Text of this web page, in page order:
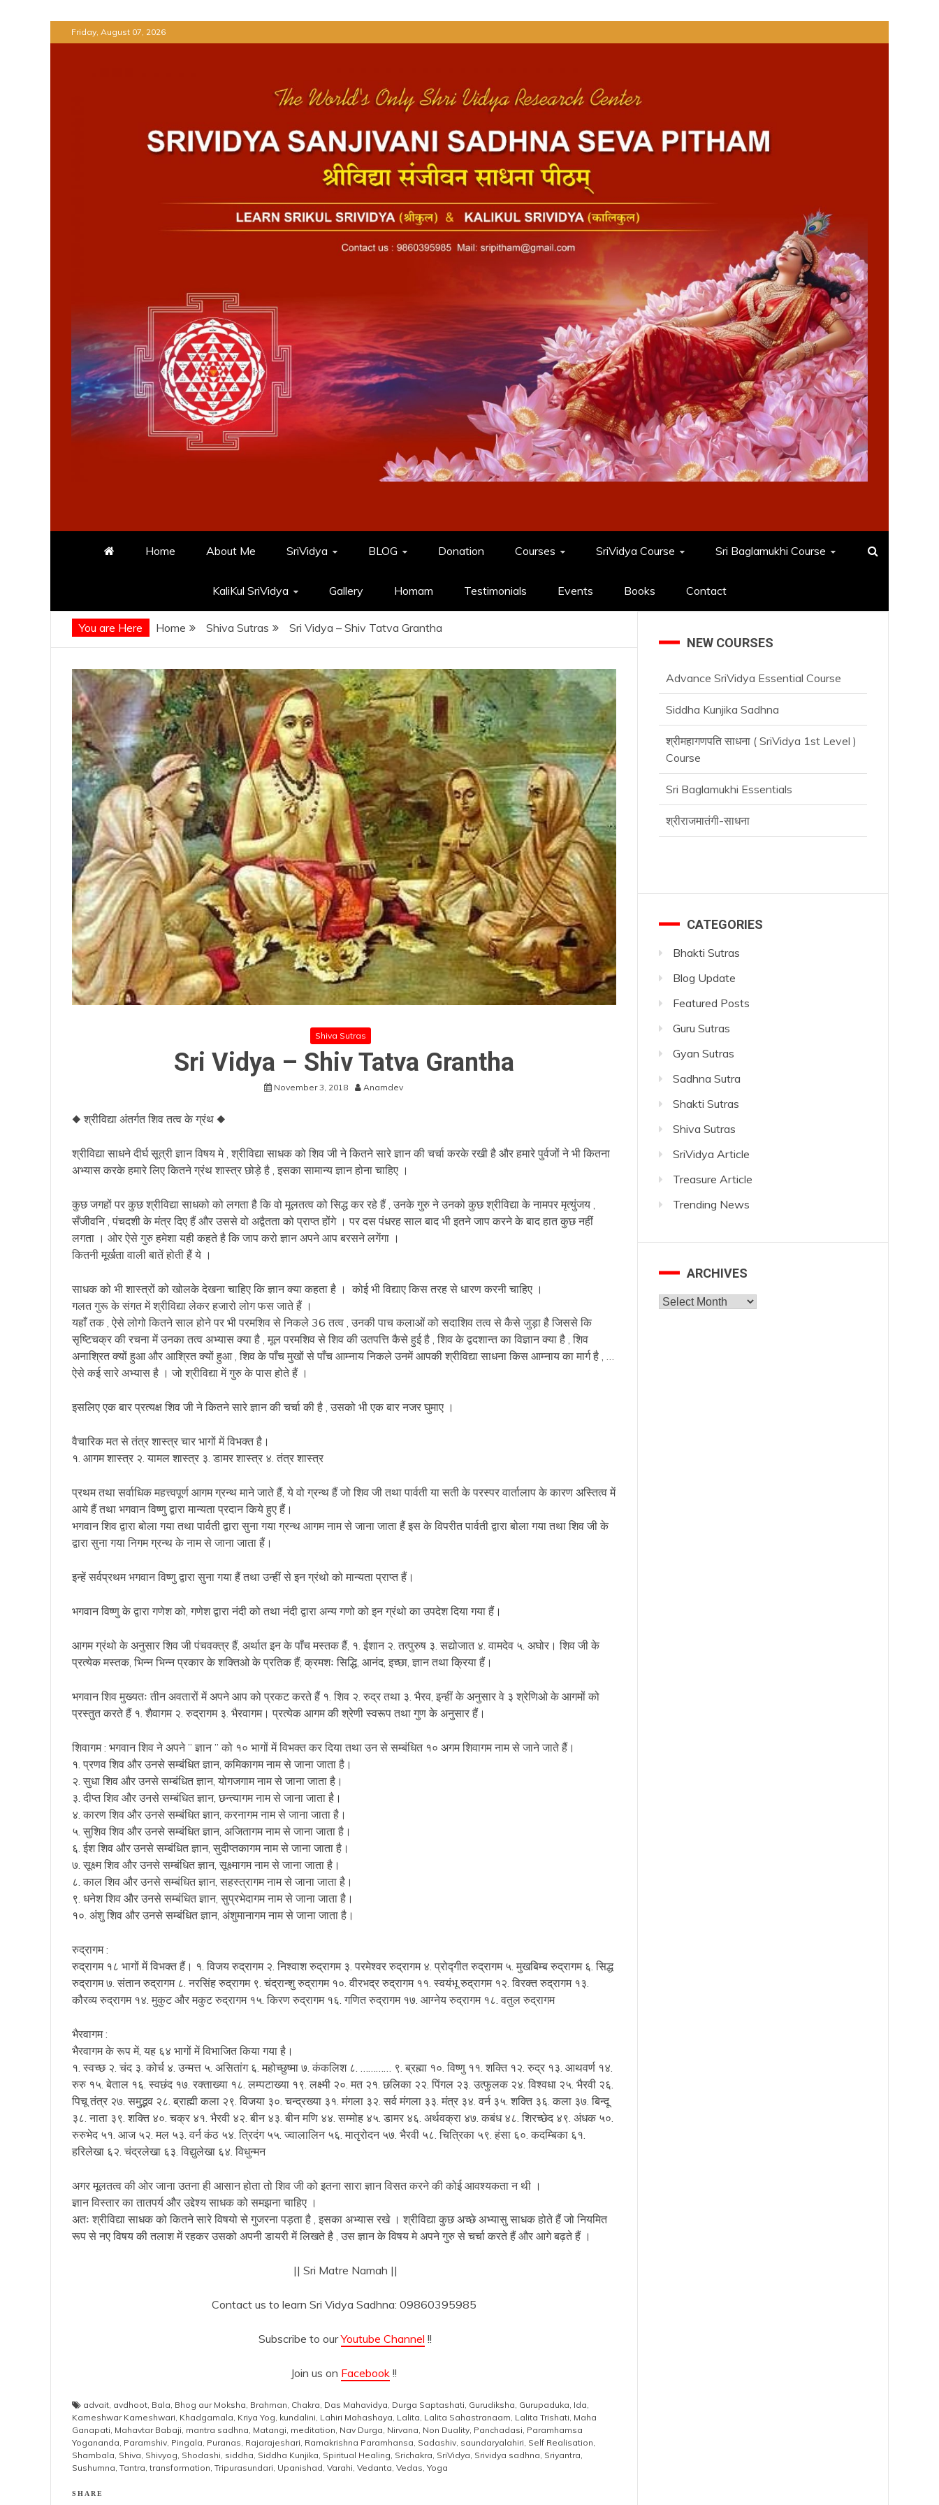
to
Friday, August 07, 2026
Home About Me SriVidya BLOG Donation Courses SriVidya Course Sri Baglamukhi Course
KaliKul SriVidya Gallery Homam Testimonials Events Books Contact
You are Here Home Shiva Sutras Sri Vidya – Shiv Tatva Grantha
Shiva Sutras
Sri Vidya – Shiv Tatva Grantha
November 3, 2018 Anamdev
◆ श्रीविद्या अंतर्गत शिव तत्व के ग्रंथ ◆
श्रीविद्या साधने दीर्घ सूत्री ज्ञान विषय मे , श्रीविद्या साधक को शिव जी ने कितने सारे ज्ञान की चर्चा करके रखी है और हमारे पुर्वजों ने भी कितना
अभ्यास करके हमारे लिए कितने ग्रंथ शास्त्र छोड़े है , इसका सामान्य ज्ञान होना चाहिए ।
कुछ जगहों पर कुछ श्रीविद्या साधको को लगता है कि वो मूलतत्व को सिद्ध कर रहे हैं , उनके गुरु ने उनको कुछ श्रीविद्या के नामपर मृत्युंजय ,
सँजीवनि , पंचदशी के मंत्र दिए हैं और उससे वो अद्वैतता को प्राप्त होंगे । पर दस पंधरह साल बाद भी इतने जाप करने के बाद हात कुछ नहीं
लगता । ओर ऐसे गुरु हमेशा यही कहते है कि जाप करो ज्ञान अपने आप बरसने लगेंगा ।
कितनी मूर्खता वाली बातें होती हैं ये ।
साधक को भी शास्त्रों को खोलके देखना चाहिए कि ज्ञान क्या कहता है । कोई भी विद्याए किस तरह से धारण करनी चाहिए ।
गलत गुरू के संगत में श्रीविद्या लेकर हजारो लोग फस जाते हैं ।
यहाँ तक , ऐसे लोगो कितने साल होने पर भी परमशिव से निकले 36 तत्व , उनकी पाच कलाओं को सदाशिव तत्व से कैसे जुड़ा है जिससे कि
सृष्टिचक्र की रचना में उनका तत्व अभ्यास क्या है , मूल परमशिव से शिव की उतपत्ति कैसे हुई है , शिव के द्वदशान्त का विज्ञान क्या है , शिव
अनाश्रित क्यों हुआ और आश्रित क्यों हुआ , शिव के पाँच मुखों से पाँच आम्नाय निकले उनमें आपकी श्रीविद्या साधना किस आम्नाय का मार्ग है , …
ऐसे कई सारे अभ्यास है । जो श्रीविद्या में गुरु के पास होते हैं ।
इसलिए एक बार प्रत्यक्ष शिव जी ने कितने सारे ज्ञान की चर्चा की है , उसको भी एक बार नजर घुमाए ।
वैचारिक मत से तंत्र शास्त्र चार भागों में विभक्त है।
१. आगम शास्त्र २. यामल शास्त्र ३. डामर शास्त्र ४. तंत्र शास्त्र
प्रथम तथा सर्वाधिक महत्त्वपूर्ण आगम ग्रन्थ माने जाते हैं, ये वो ग्रन्थ हैं जो शिव जी तथा पार्वती या सती के परस्पर वार्तालाप के कारण अस्तित्व में
आये हैं तथा भगवान विष्णु द्वारा मान्यता प्रदान किये हुए हैं।
भगवान शिव द्वारा बोला गया तथा पार्वती द्वारा सुना गया ग्रन्थ आगम नाम से जाना जाता हैं इस के विपरीत पार्वती द्वारा बोला गया तथा शिव जी के
द्वारा सुना गया निगम ग्रन्थ के नाम से जाना जाता हैं।
इन्हें सर्वप्रथम भगवान विष्णु द्वारा सुना गया हैं तथा उन्हीं से इन ग्रंथो को मान्यता प्राप्त हैं।
भगवान विष्णु के द्वारा गणेश को, गणेश द्वारा नंदी को तथा नंदी द्वारा अन्य गणो को इन ग्रंथो का उपदेश दिया गया हैं।
आगम ग्रंथो के अनुसार शिव जी पंचवक्त्र हैं, अर्थात इन के पाँच मस्तक हैं, १. ईशान २. तत्पुरुष ३. सद्योजात ४. वामदेव ५. अघोर। शिव जी के
प्रत्येक मस्तक, भिन्न भिन्न प्रकार के शक्तिओ के प्रतिक हैं; क्रमशः सिद्धि, आनंद, इच्छा, ज्ञान तथा क्रिया हैं।
भगवान शिव मुख्यतः तीन अवतारों में अपने आप को प्रकट करते हैं १. शिव २. रुद्र तथा ३. भैरव, इन्हीं के अनुसार वे ३ श्रेणिओ के आगमों को
प्रस्तुत करते हैं १. शैवागम २. रुद्रागम ३. भैरवागम। प्रत्येक आगम की श्रेणी स्वरूप तथा गुण के अनुसार हैं।
शिवागम : भगवान शिव ने अपने ” ज्ञान ” को १० भागों में विभक्त कर दिया तथा उन से सम्बंधित १० अगम शिवागम नाम से जाने जाते हैं।
१. प्रणव शिव और उनसे सम्बंधित ज्ञान, कमिकागम नाम से जाना जाता है।
२. सुधा शिव और उनसे सम्बंधित ज्ञान, योगजगाम नाम से जाना जाता है।
३. दीप्त शिव और उनसे सम्बंधित ज्ञान, छन्त्यागम नाम से जाना जाता है।
४. कारण शिव और उनसे सम्बंधित ज्ञान, करनागम नाम से जाना जाता है।
५. सुशिव शिव और उनसे सम्बंधित ज्ञान, अजितागम नाम से जाना जाता है।
६. ईश शिव और उनसे सम्बंधित ज्ञान, सुदीप्तकागम नाम से जाना जाता है।
७. सूक्ष्म शिव और उनसे सम्बंधित ज्ञान, सूक्ष्मागम नाम से जाना जाता है।
८. काल शिव और उनसे सम्बंधित ज्ञान, सहस्त्रागम नाम से जाना जाता है।
९. धनेश शिव और उनसे सम्बंधित ज्ञान, सुप्रभेदागम नाम से जाना जाता है।
१०. अंशु शिव और उनसे सम्बंधित ज्ञान, अंशुमानागम नाम से जाना जाता है।
रुद्रागम :
रुद्रागम १८ भागों में विभक्त हैं। १. विजय रुद्रागम २. निश्वाश रुद्रागम ३. परमेश्वर रुद्रागम ४. प्रोद्गीत रुद्रागम ५. मुखबिम्ब रुद्रागम ६. सिद्ध
रुद्रागम ७. संतान रुद्रागम ८. नरसिंह रुद्रागम ९. चंद्रान्शु रुद्रागम १०. वीरभद्र रुद्रागम ११. स्वयंभू रुद्रागम १२. विरक्त रुद्रागम १३.
कौरव्य रुद्रागम १४. मुकुट और मकुट रुद्रागम १५. किरण रुद्रागम १६. गणित रुद्रागम १७. आग्नेय रुद्रागम १८. वतुल रुद्रागम
भैरवागम :
भैरवागम के रूप में, यह ६४ भागों में विभाजित किया गया है।
१. स्वच्छ २. चंद ३. कोर्च ४. उन्मत्त ५. असितांग ६. महोच्छुष्मा ७. कंकलिश ८. ………… ९. ब्रह्मा १०. विष्णु ११. शक्ति १२. रुद्र १३. आथवर्ण १४.
रुरु १५. बेताल १६. स्वछंद १७. रक्ताख्या १८. लम्पटाख्या १९. लक्ष्मी २०. मत २१. छलिका २२. पिंगल २३. उत्फुलक २४. विश्वधा २५. भैरवी २६.
पिचू तंत्र २७. समुद्भव २८. ब्राह्मी कला २९. विजया ३०. चन्द्रख्या ३१. मंगला ३२. सर्व मंगला ३३. मंत्र ३४. वर्न ३५. शक्ति ३६. कला ३७. बिन्दू
३८. नाता ३९. शक्ति ४०. चक्र ४१. भैरवी ४२. बीन ४३. बीन मणि ४४. सम्मोह ४५. डामर ४६. अर्थवक्रा ४७. कबंध ४८. शिरच्छेद ४९. अंधक ५०.
रुरुभेद ५१. आज ५२. मल ५३. वर्न कंठ ५४. त्रिदंग ५५. ज्वालालिन ५६. मातृरोदन ५७. भैरवी ५८. चित्रिका ५९. हंसा ६०. कदम्बिका ६१.
हरिलेखा ६२. चंद्रलेखा ६३. विद्युलेखा ६४. विधुन्मन
अगर मूलतत्व की ओर जाना उतना ही आसान होता तो शिव जी को इतना सारा ज्ञान विसत करने की कोई आवश्यकता न थी ।
ज्ञान विस्तार का तातपर्य और उद्देश्य साधक को समझना चाहिए ।
अतः श्रीविद्या साधक को कितने सारे विषयो से गुजरना पड़ता है , इसका अभ्यास रखे । श्रीविद्या कुछ अच्छे अभ्यासु साधक होते हैं जो नियमित
रूप से नए विषय की तलाश में रहकर उसको अपनी डायरी में लिखते है , उस ज्ञान के विषय मे अपने गुरु से चर्चा करते हैं और आगे बढ़ते हैं ।
|| Sri Matre Namah ||
Contact us to learn Sri Vidya Sadhna: 09860395985
Subscribe to ourYoutube Channel !!
Join us on Facebook !!
advait, avdhoot, Bala, Bhog aur Moksha, Brahman, Chakra, Das Mahavidya, Durga Saptashati, Gurudiksha, Gurupaduka, Ida,
Kameshwar Kameshwari, Khadgamala, Kriya Yog, kundalini, Lahiri Mahashaya, Lalita, Lalita Sahastranaam, Lalita Trishati, Maha
Ganapati, Mahavtar Babaji, mantra sadhna, Matangi, meditation, Nav Durga, Nirvana, Non Duality, Panchadasi, Paramhamsa
Yogananda, Paramshiv, Pingala, Puranas, Rajarajeshari, Ramakrishna Paramhansa, Sadashiv, saundaryalahiri, Self Realisation,
Shambala, Shiva, Shivyog, Shodashi, siddha, Siddha Kunjika, Spiritual Healing, Srichakra, SriVidya, Srividya sadhna, Sriyantra,
Sushumna, Tantra,transformation, Tripurasundari, Upanishad, Varahi, Vedanta, Vedas, Yoga
SHARE
NEW COURSES
Siddha Kunjika Sadhna
श्रीमहागणपति साधना ( SriVidya 1st Level )
Course
Sri Baglamukhi Essentials
श्रीराजमातंगी-साधना
Advance SriVidya Essential Course
CATEGORIES
Bhakti Sutras
Blog Update
Featured Posts
Guru Sutras
Gyan Sutras
Sadhna Sutra
Shakti Sutras
Shiva Sutras
SriVidya Article
Treasure Article
Trending News
ARCHIVES
Archives